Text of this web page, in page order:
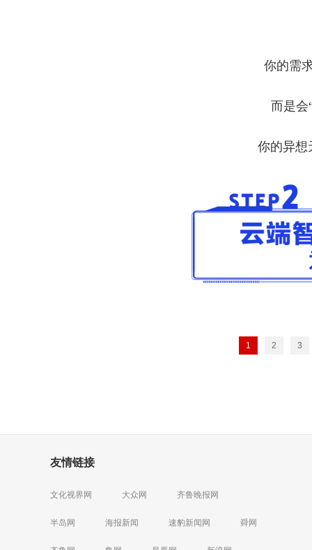
你的需
而是会
你的异想
1 2 3
友情链接
文化视界网 大众网 齐鲁晚报网
半岛网 海报新闻 速豹新闻网 舜网